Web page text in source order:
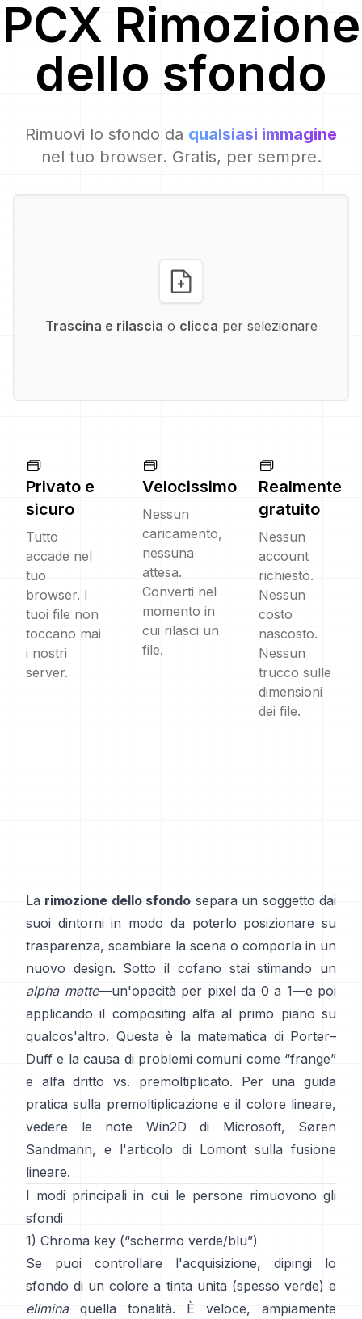
PCX Rimozione
dello sfondo
Rimuovi lo sfondo da qualsiasi immagine
nel tuo browser. Gratis, per sempre.
Trascina e rilascia o clicca per selezionare
Privato e
sicuro
Tutto
accade nel
tuo
browser. I
tuoi file non
toccano mai
i nostri
server.
Velocissimo
Nessun
caricamento,
nessuna
attesa.
Converti nel
momento in
cui rilasci un
file.
Realmente
gratuito
Nessun
account
richiesto.
Nessun
costo
nascosto.
Nessun
trucco sulle
dimensioni
dei file.
La rimozione dello sfondo separa un soggetto dai
suoi dintorni in modo da poterlo posizionare su
trasparenza, scambiare la scena o comporla in un
nuovo design. Sotto il cofano stai stimando un
alpha matte—un'opacità per pixel da 0 a 1—e poi
applicando il compositing alfa al primo piano su
qualcos'altro. Questa è la matematica di Porter–
Duff e la causa di problemi comuni come “frange”
e alfa dritto vs. premoltiplicato. Per una guida
pratica sulla premoltiplicazione e il colore lineare,
vedere
le note Win2D di Microsoft,
Søren
Sandmann, e l'articolo di Lomont sulla fusione
lineare.
I modi principali in cui le persone rimuovono gli
sfondi
1) Chroma key (“schermo verde/blu”)
Se puoi controllare l'acquisizione, dipingi lo
sfondo di un colore a tinta unita (spesso verde) e
eliminaquella tonalità. È veloce, ampiamente